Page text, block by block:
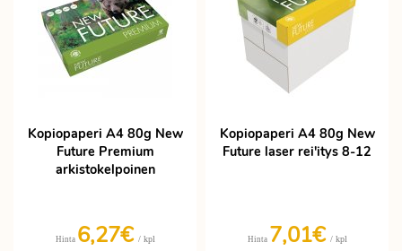
Kopiopaperi A4 80g New
Future Premium
arkistokelpoinen
Hinta 6,27€ / kpl
Kopiopaperi A4 80g New
Future laser rei'itys 8-12
Hinta 7,01€ / kpl